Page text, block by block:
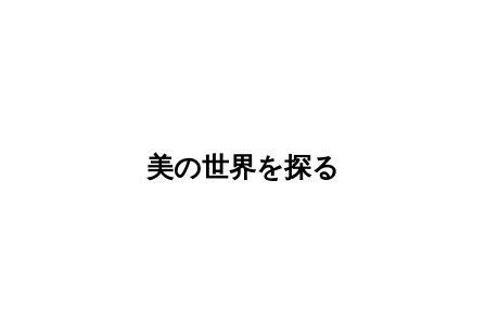
美の世界を探る